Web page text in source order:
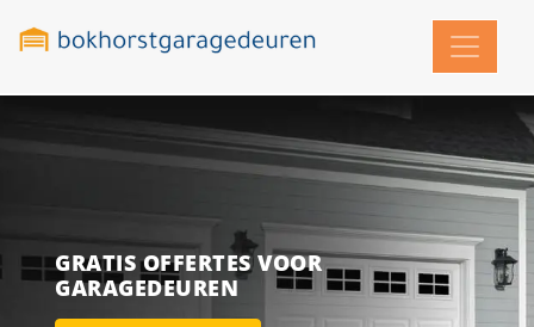
GRATIS OFFERTES VOOR
GARAGEDEUREN